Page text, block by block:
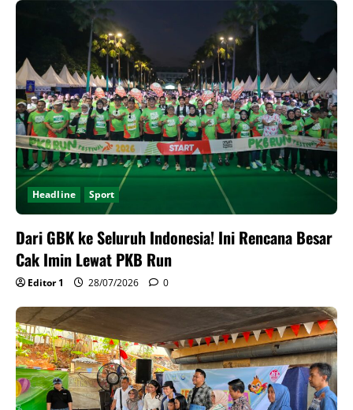
Headline Sport
Dari GBK ke Seluruh Indonesia! Ini Rencana Besar
Cak Imin Lewat PKB Run
Editor 1 28/07/2026 0